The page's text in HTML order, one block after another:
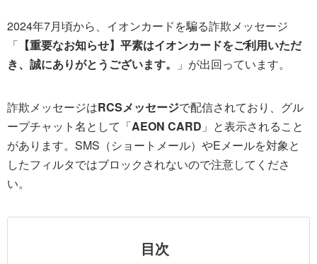
2024年7月頃から、イオンカードを騙る詐欺メッセージ
「 【重要なお知らせ】平素はイオンカードをご利用いただ
き、誠にありがとうございます。
」が出回っています。
詐欺メッセージはRCSメッセージで配信されており、グル
ープチャット名として「AEON CARD 」と表示されること
があります。SMS（ショートメール）やEメールを対象と
したフィルタではブロックされないので注意してくださ
い。
目次